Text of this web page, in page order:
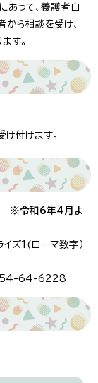
あって、養護者自
ら相談を受け、
す。
付けます。
） ※令和6年4月よ
ズ1(ローマ数字）
64-6228